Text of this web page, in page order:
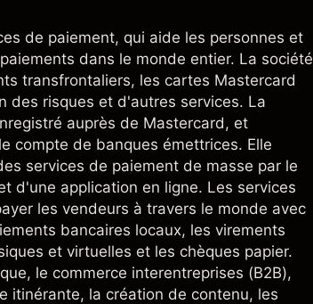
de paiement, qui aide les personnes et
dans le monde entier. La société
transfrontaliers, les cartes Mastercard
des risques et d'autres services. La
auprès de Mastercard, et
compte de banques émettrices. Elle
services de paiement de masse par le
d'une application en ligne. Les services
les vendeurs à travers le monde avec
bancaires locaux, les virements
et virtuelles et les chèques papier.
le commerce interentreprises (B2B),
itinérante, la création de contenu, les